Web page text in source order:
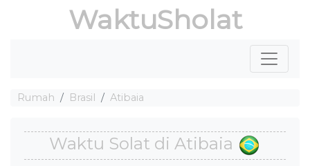
WaktuSholat
Rumah Brasil Atibaia
Waktu Solat di Atibaia